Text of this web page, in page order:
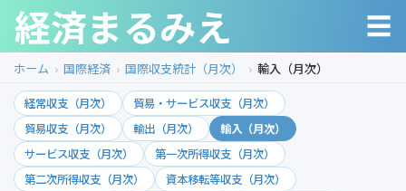
経済まるみえ ☰
ホーム 国際経済 国際収支統計（月次） 輸入（月次）
経常収支（月次）
貿易・サービス収支（月次）
貿易収支（月次）
輸出（月次）
輸入（月次）
サービス収支（月次）
第一次所得収支（月次）
第二次所得収支（月次）
資本移転等収支（月次）